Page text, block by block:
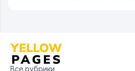
Все рубрики